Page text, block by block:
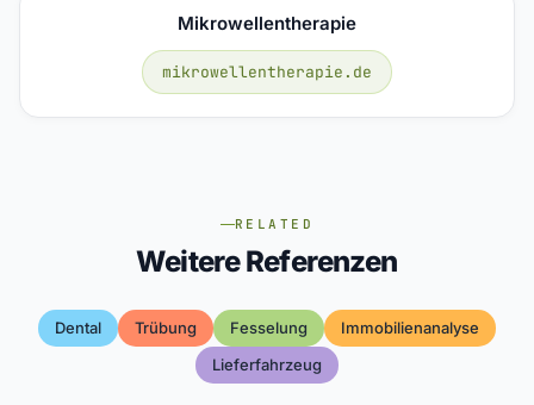
Mikrowellentherapie
mikrowellentherapie.de
RELATED
Weitere Referenzen
Dental Trübung Fesselung
Immobilienanalyse
Lieferfahrzeug